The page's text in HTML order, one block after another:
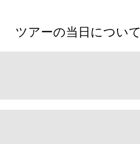
ツアーの当日について